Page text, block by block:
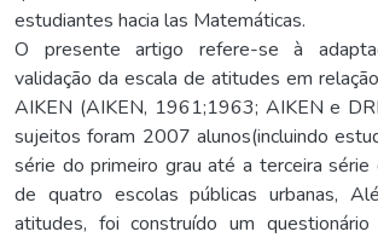
estudiantes hacia las Matemáticas.
O presente artigo refere-se à
validação da escala de atitudes em
AIKEN (AIKEN, 1961;1963; AIKEN e
sujeitos foram 2007 alunos(incluindo
série do primeiro grau até a terceira série
de quatro escolas públicas urbanas,
atitudes, foi construído um